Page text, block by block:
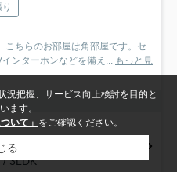
こちらのお部屋は角部屋です。セ
ンターホンなどを備え...
もっと見
/ 3LDK
況把握、サービス向上検討を目的と
ます。
いて」 をご確認ください。
る